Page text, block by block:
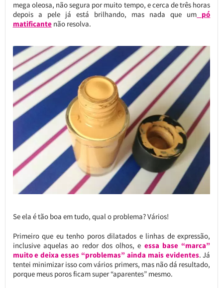
mega oleosa, não segura por muito tempo, e cerca de três horas
depois a pele já está brilhando, mas nada que um pó
matificantenão resolva.
Se ela é tão boa em tudo, qual o problema? Vários!
Primeiro que eu tenho poros dilatados e linhas de expressão,
inclusive aquelas ao redor dos olhos, e essa base “marca”
muito e deixa esses “problemas” ainda mais evidentes. Já
tentei minimizar isso com vários primers, mas não dá resultado,
porque meus poros ficam super “aparentes” mesmo.